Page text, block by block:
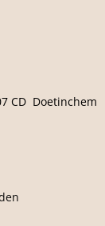
CD Doetinchem